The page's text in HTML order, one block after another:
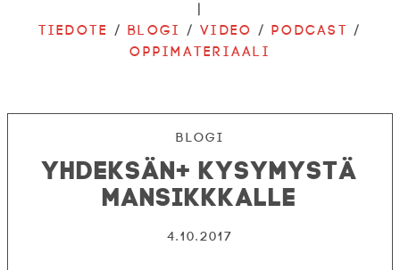
|
Tiedote /Blogi /Video /Podcast /
Oppimateriaali
Blogi
Yhdeksän+ kysymystä
Mansikkkalle
4.10.2017